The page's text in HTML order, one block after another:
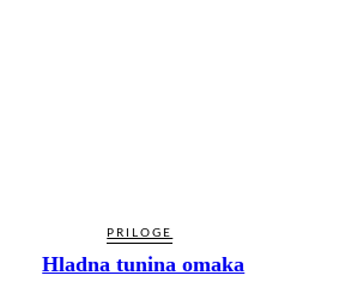
PRILOGE
Hladna tunina omaka